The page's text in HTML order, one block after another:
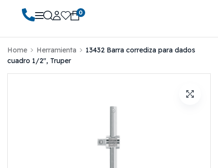
0
Home Herramienta
13432 Barra corrediza para dados
cuadro 1/2″, Truper